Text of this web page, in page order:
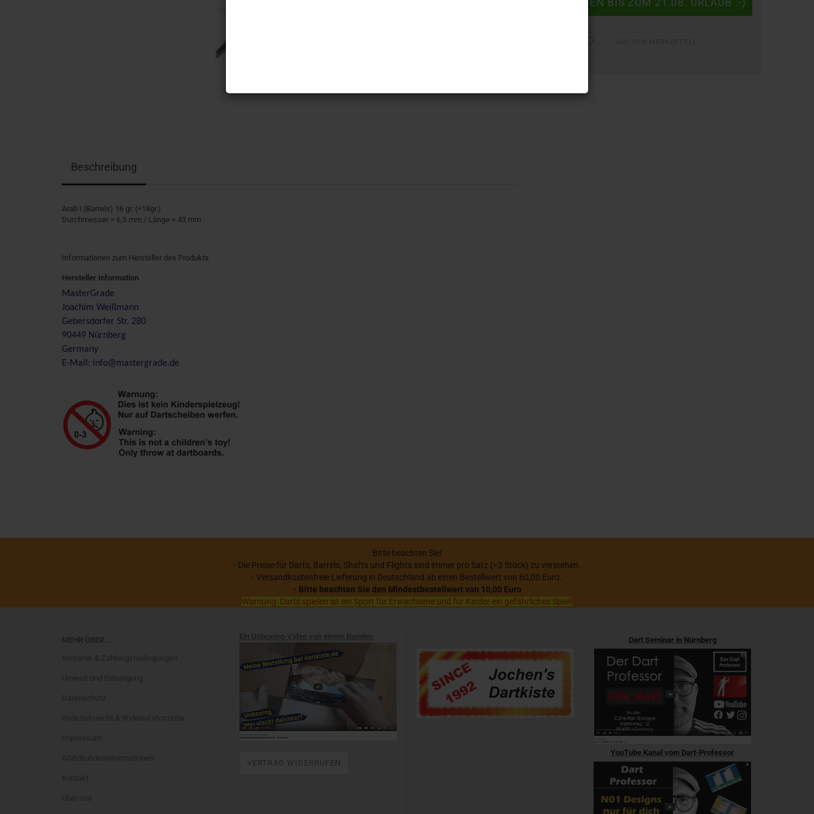
Beschreibung
Arab I (Barrels) 16 gr. (=18gr.)
Durchmesser = 6,5 mm / Länge = 43 mm
Informationen zum Hersteller des Produkts
Hersteller Information
MasterGrade
Joachim Weißmann
Gebersdorfer Str. 280
90449 Nürnberg
Germany
E-Mail: info@mastergrade.de
Bitte beachten Sie!
- Die Preise für Darts, Barrels, Shafts und Flights sind immer pro Satz (=3 Stück) zu verstehen.
- Versandkostenfreie Lieferung in Deutschland ab einen Bestellwert von 60,00 Euro.
- Bitte beachten Sie den Mindestbestellwert von 10,00 Euro
Warnung: Darts spielen ist ein Sport für Erwachsene und für Kinder ein gefährliches Spiel!
VERTRAG WIDERRUFEN
Dart Seminar in Nürnberg
YouTube Kanal vom Dart-Professor